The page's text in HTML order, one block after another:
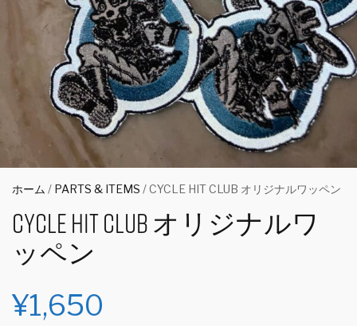
ホーム / PARTS & ITEMS / CYCLE HIT CLUB オリジナルワッペン
CYCLE HIT CLUB オリジナルワ
ッペン
¥1,650